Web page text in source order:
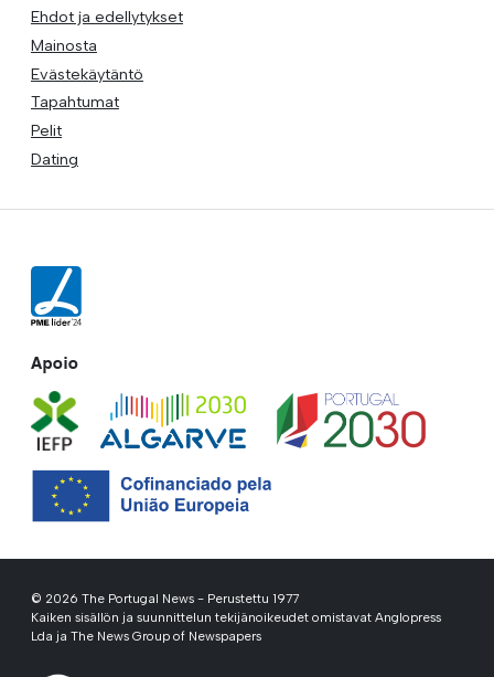
Ehdot ja edellytykset
Mainosta
Evästekäytäntö
Tapahtumat
Pelit
Dating
Apoio
© 2026 The Portugal News - Perustettu 1977
Kaiken sisällön ja suunnittelun tekijänoikeudet omistavat Anglopress
Lda ja The News Group of Newspapers